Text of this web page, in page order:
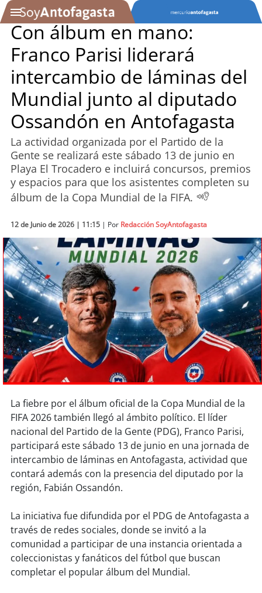
SOYTV
Podcast
Actualidad
Entretención
Economía
Tecnología
Sostenibilidad
soychile
soyarica
soyiquique
soycalama
soyantofagasta
soycopiapó
soyvalparaíso
soysanantonio
soychillán
Con álbum en mano:
Franco Parisi liderará
intercambio de láminas del
Mundial junto al diputado
Ossandón en Antofagasta
La actividad organizada por el Partido de la
Gente se realizará este sábado 13 de junio en
Playa El Trocadero e incluirá concursos, premios
y espacios para que los asistentes completen su
álbum de la Copa Mundial de la FIFA.
12 de Junio de 2026 | 11:15 | Por Redacción SoyAntofagasta
La fiebre por el álbum oficial de la Copa Mundial de la
FIFA 2026 también llegó al ámbito político. El líder
nacional del Partido de la Gente (PDG), Franco Parisi,
participará este sábado 13 de junio en una jornada de
intercambio de láminas en Antofagasta, actividad que
contará además con la presencia del diputado por la
región, Fabián Ossandón.
La iniciativa fue difundida por el PDG de Antofagasta a
través de redes sociales, donde se invitó a la
comunidad a participar de una instancia orientada a
coleccionistas y fanáticos del fútbol que buscan
completar el popular álbum del Mundial.